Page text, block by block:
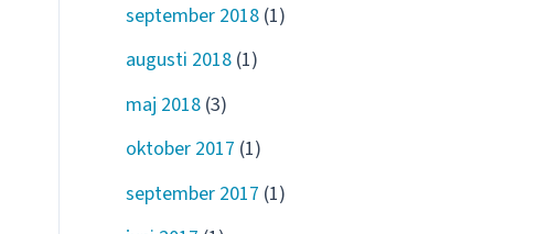
september 2018 (1)
augusti 2018 (1)
maj 2018 (3)
oktober 2017 (1)
september 2017 (1)